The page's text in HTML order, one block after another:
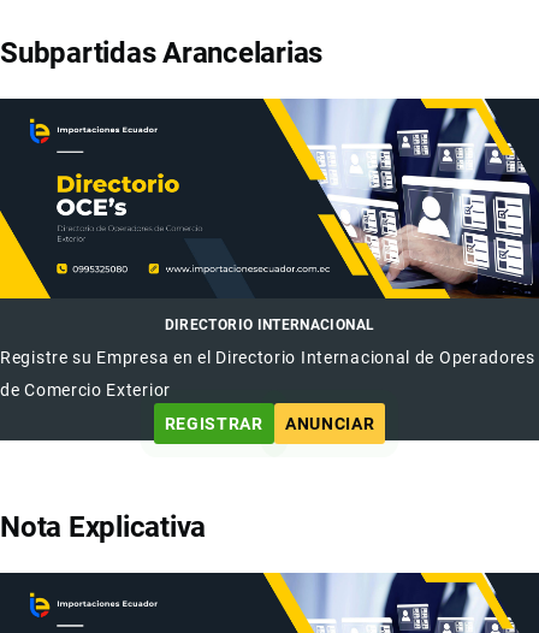
Subpartidas Arancelarias
DIRECTORIO INTERNACIONAL
Registre su Empresa en el Directorio Internacional de Operadores
de Comercio Exterior
REGISTRAR
ANUNCIAR
Nota Explicativa